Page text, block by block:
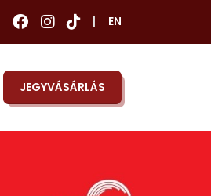
EN
JEGYVÁSÁRLÁS